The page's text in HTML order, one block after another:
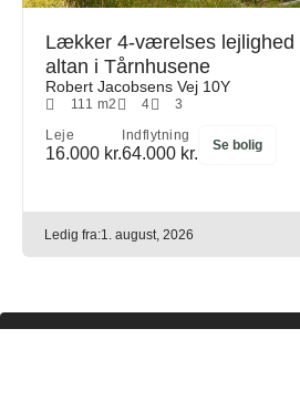
Lækker 4-værelses lejlighed
altan i Tårnhusene
Robert Jacobsens Vej 10Y
111 m2 4
3
Leje
16.000 kr.
Indflytning
64.000 kr. Se bolig
Ledig fra:1. august, 2026